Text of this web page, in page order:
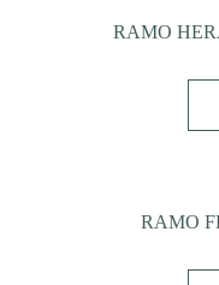
RAMO
RAMO